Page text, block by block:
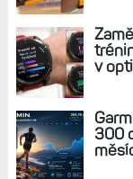
Nová generace
Garmin s
jich ale